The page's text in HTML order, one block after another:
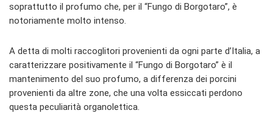
soprattutto il profumo che, per il “Fungo di Borgotaro”, è
notoriamente molto intenso.
A detta di molti raccoglitori provenienti da ogni parte d’Italia, a
caratterizzare positivamente il “Fungo di Borgotaro” è il
mantenimento del suo profumo, a differenza dei porcini
provenienti da altre zone, che una volta essiccati perdono
questa peculiarità organolettica.